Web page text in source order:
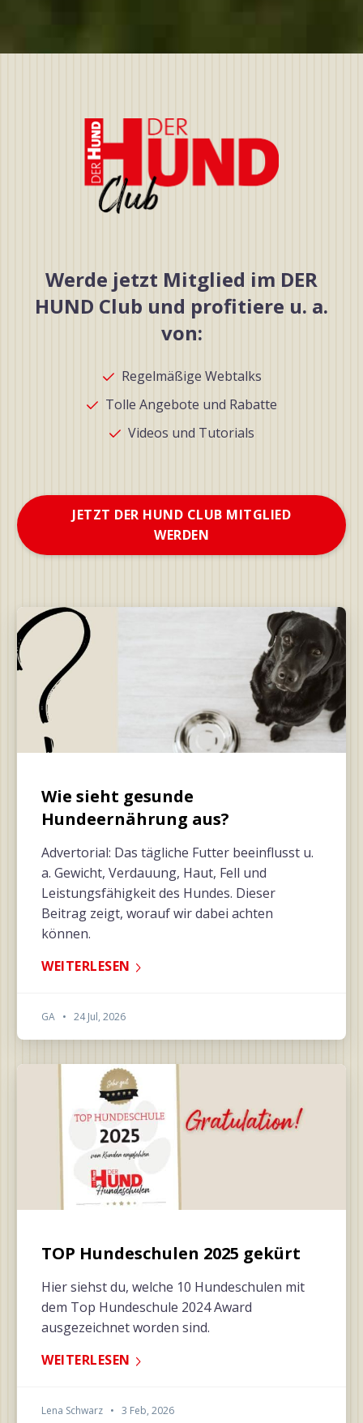
Werde jetzt Mitglied im DER
HUND Club und profitiere u. a.
von:
Regelmäßige Webtalks
Tolle Angebote und Rabatte
Videos und Tutorials
JETZT DER HUND CLUB MITGLIED
WERDEN
Wie sieht gesunde
Hundeernährung aus?
Advertorial: Das tägliche Futter beeinflusst u.
a. Gewicht, Verdauung, Haut, Fell und
Leistungsfähigkeit des Hundes. Dieser
Beitrag zeigt, worauf wir dabei achten
können.
WEITERLESEN
GA • 24 Jul, 2026
TOP Hundeschulen 2025 gekürt
Hier siehst du, welche 10 Hundeschulen mit
dem Top Hundeschule 2024 Award
ausgezeichnet worden sind.
WEITERLESEN
Lena Schwarz • 3 Feb, 2026